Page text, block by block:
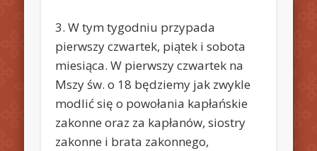
3. W tym tygodniu przypada
pierwszy czwartek, piątek i sobota
miesiąca. W pierwszy czwartek na
Mszy św. o 18 będziemy jak zwykle
modlić się o powołania kapłańskie
zakonne oraz za kapłanów, siostry
zakonne i brata zakonnego,